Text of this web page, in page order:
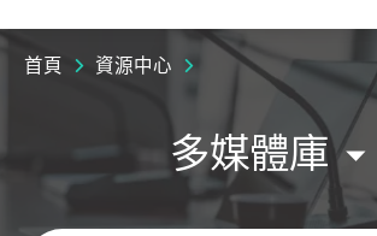
首頁 資源中心
多媒體庫